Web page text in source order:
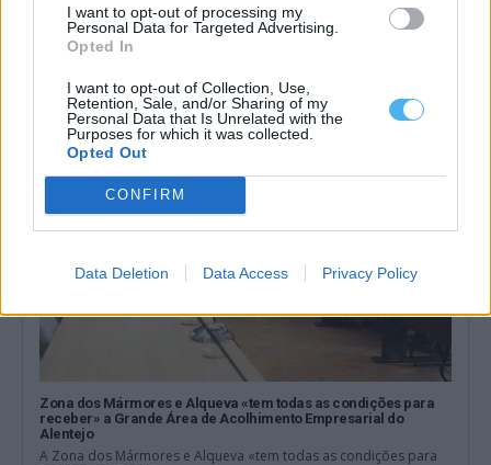
I want to opt-out of processing my
Personal Data for Targeted Advertising.
Opted In
I want to opt-out of Collection, Use,
Retention, Sale, and/or Sharing of my
Personal Data that Is Unrelated with the
Purposes for which it was collected.
Opted Out
CONFIRM
Data Deletion Data Access Privacy Policy
artistas
A Howard’s Folly, em Estremoz, recebe a exposição Student Prize
2026 da Sovereign Art...
5 Agosto, 2026 - 19:00
Zona dos Mármores e Alqueva «tem todas as condições para
receber» a Grande Área de Acolhimento Empresarial do
Alentejo
A Zona dos Mármores e Alqueva «tem todas as condições para